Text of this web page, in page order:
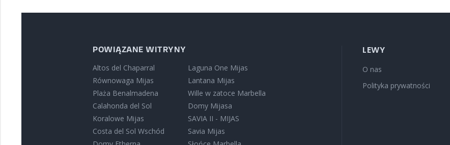
POWIĄZANE WITRYNY
Altos del Chaparral
Równowaga Mijas
Plaża Benalmadena
Calahonda del Sol
Koralowe Mijas
Costa del Sol Wschód
Laguna One Mijas
Lantana Mijas
Wille w zatoce Marbella
Domy Mijasa
SAVIA II - MIJAS
Savia Mijas
LEWY
O nas
Polityka prywatności